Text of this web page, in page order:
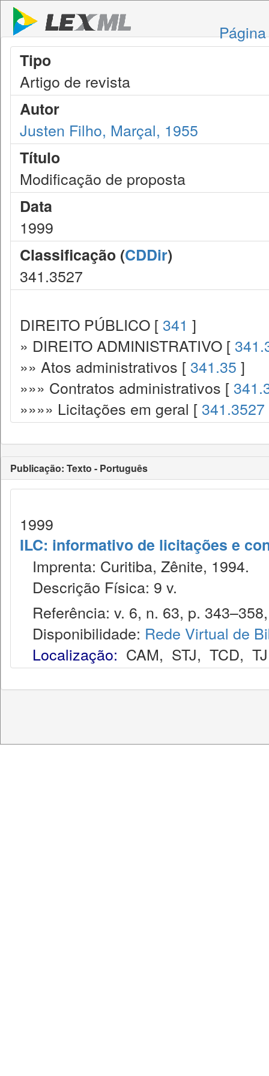
Tipo
Artigo de revista
Autor
Justen Filho, Marçal, 1955
Título
Modificação de proposta
Data
1999
Classificação (CDDir)
341.3527
DIREITO PÚBLICO [ 341 ]
» DIREITO ADMINISTRATIVO [
»» Atos administrativos [ 341.35 ]
»»» Contratos administrativos [
»»»» Licitações em geral [ 341.3527
Publicação: Texto - Português
1999
ILC: informativo de licitações e
Imprenta: Curitiba, Zênite, 1994.
Descrição Física: 9 v.
Referência: v. 6, n. 63, p.
Disponibilidade: Rede Virtual de
Localização: CAM, STJ, TCD,